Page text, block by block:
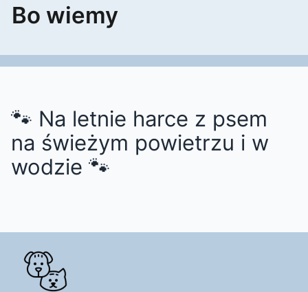
Bo wiemy
🐾 Na letnie harce z psem
na świeżym powietrzu i w
wodzie 🐾